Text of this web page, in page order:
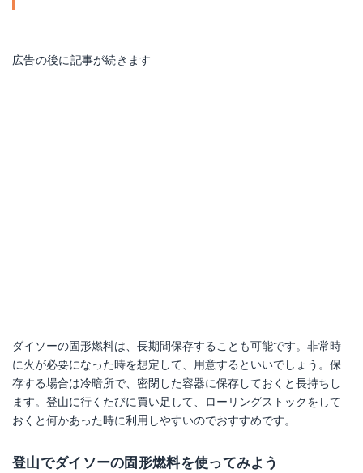
広告の後に記事が続きます
ダイソーの固形燃料は、長期間保存することも可能です。非常時
に火が必要になった時を想定して、用意するといいでしょう。保
存する場合は冷暗所で、密閉した容器に保存しておくと長持ちし
ます。登山に行くたびに買い足して、ローリングストックをして
おくと何かあった時に利用しやすいのでおすすめです。
登山でダイソーの固形燃料を使ってみよう